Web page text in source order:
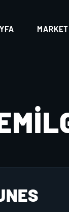
MARKET